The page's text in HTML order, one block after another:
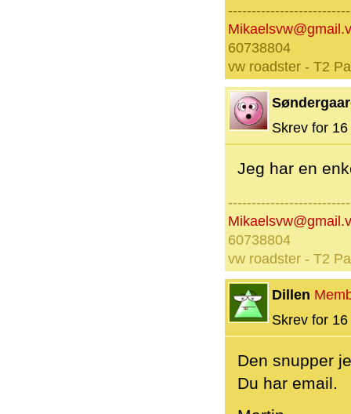
60738804
vw roadster - T2
Skrev for
Jeg har en
60738804
vw roadster - T2
Dillen
Skrev for
Den snupper
Du har email.